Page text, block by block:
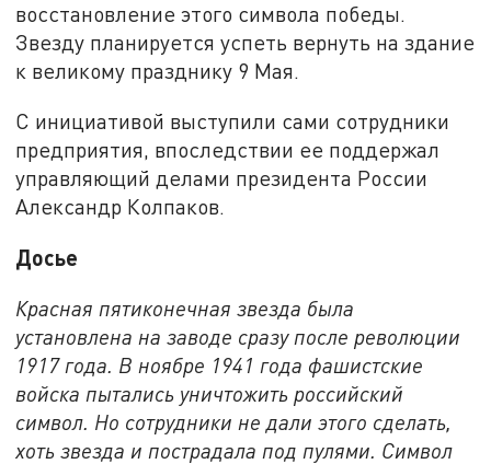
восстановление этого символа победы.
Звезду планируется успеть вернуть на здание
к великому празднику 9 Мая.
С инициативой выступили сами сотрудники
предприятия, впоследствии ее поддержал
управляющий делами президента России
Александр Колпаков.
Досье
Красная пятиконечная звезда была
установлена на заводе сразу после революции
1917 года. В ноябре 1941 года фашистские
войска пытались уничтожить российский
символ. Но сотрудники не дали этого сделать,
хоть звезда и пострадала под пулями. Символ